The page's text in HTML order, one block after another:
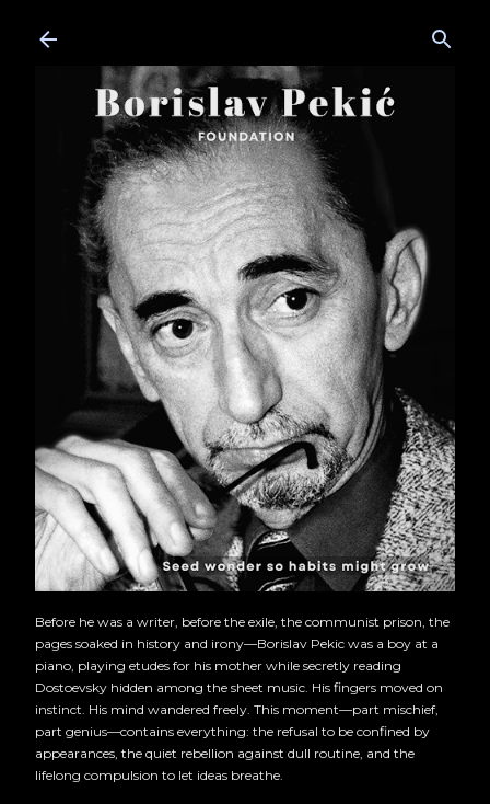
Before he was a writer, before the exile, the communist prison, the
pages soaked in history and irony—Borislav Pekic was a boy at a
piano, playing etudes for his mother while secretly reading
Dostoevsky hidden among the sheet music. His fingers moved on
instinct. His mind wandered freely. This moment—part mischief,
part genius—contains everything: the refusal to be confined by
appearances, the quiet rebellion against dull routine, and the
lifelong compulsion to let ideas breathe.